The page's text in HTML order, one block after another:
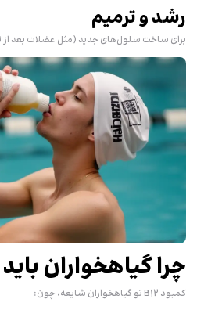
رشد و ترمیم
برای ساخت سلول‌های جدید (مثل عضلات بعد از
چرا گیاهخواران
کمبود B12 تو گیاهخواران شایعه، چون: